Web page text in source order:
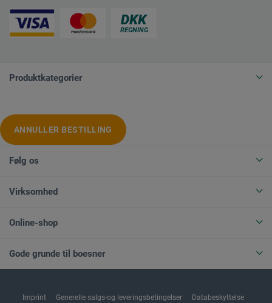
Produktkategorier
ANNULLER BESTILLING
Følg os
Virksomhed
Online-shop
Gode grunde til boesner
Imprint Generelle salgs-og leveringsbetingelser Databeskyttelse